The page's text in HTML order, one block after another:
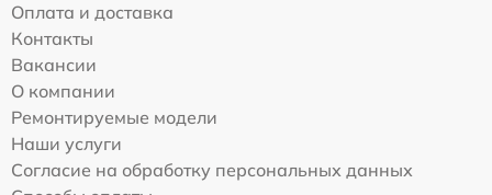
Оплата и доставка
Контакты
Вакансии
О компании
Ремонтируемые модели
Наши услуги
Согласие на обработку персональных данных